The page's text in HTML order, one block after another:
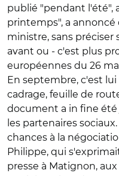
publié "pendant l'été",
printemps", a annoncé
ministre, sans
avant ou - c'est plus
européennes du 26
En septembre, c'est
cadrage, feuille de
document a in fine
les partenaires
chances à la
Philippe, qui
presse à Matignon,